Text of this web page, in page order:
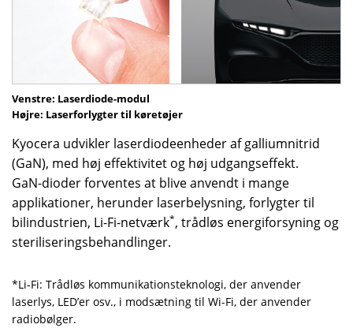
Venstre: Laserdiode-modul
Højre: Laserforlygter til køretøjer
Kyocera udvikler laserdiodeenheder af galliumnitrid
(GaN), med høj effektivitet og høj udgangseffekt.
GaN-dioder forventes at blive anvendt i mange
applikationer, herunder laserbelysning, forlygter til
bilindustrien, Li-Fi-netværk*, trådløs energiforsyning og
steriliseringsbehandlinger.
*Li-Fi: Trådløs kommunikationsteknologi, der anvender
laserlys, LED’er osv., i modsætning til Wi-Fi, der anvender
radiobølger.